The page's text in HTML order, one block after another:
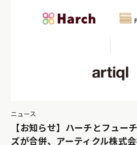
ニュース
【お知らせ】ハーチとフュー
ズが合併、アーティクル株式